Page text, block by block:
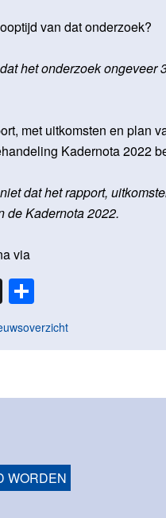
van dat onderzoek?
het onderzoek ongeveer
met uitkomsten en plan
Kadernota 2022
dat het rapport,
de Kadernota 2022.
via
X
WORDEN